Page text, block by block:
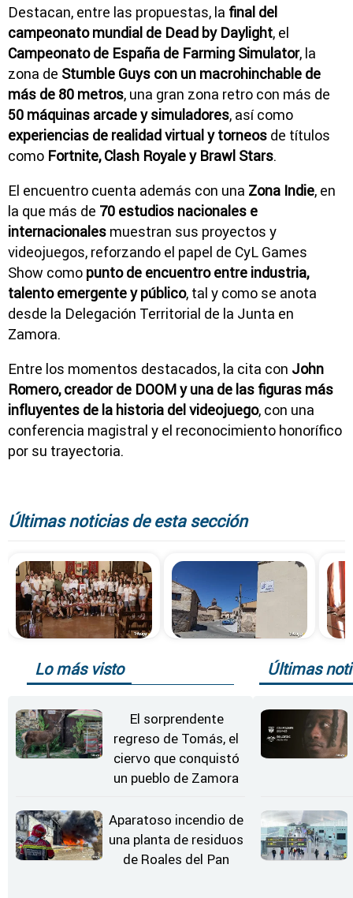
Destacan, entre las propuestas, la final del
campeonato mundial de Dead by Daylight, el
Campeonato de España de Farming Simulator, la
zona de Stumble Guys con un macrohinchable de
más de 80 metros, una gran zona retro con más de
50 máquinas arcade y simuladores, así como
experiencias de realidad virtual y torneos de títulos
como Fortnite, Clash Royale y Brawl Stars.
El encuentro cuenta además con una Zona Indie, en
la que más de 70 estudios nacionales e
internacionales muestran sus proyectos y
videojuegos, reforzando el papel de CyL Games
Show como punto de encuentro entre industria,
talento emergente y público, tal y como se anota
desde la Delegación Territorial de la Junta en
Zamora.
Entre los momentos destacados, la cita con John
Romero, creador de DOOM y una de las figuras más
influyentes de la historia del videojuego, con una
conferencia magistral y el reconocimiento honorífico
por su trayectoria.
Últimas noticias de esta sección
Lo más visto
El sorprendente
regreso de Tomás, el
ciervo que conquistó
un pueblo de Zamora
Aparatoso incendio de
una planta de residuos
de Roales del Pan
Últimas